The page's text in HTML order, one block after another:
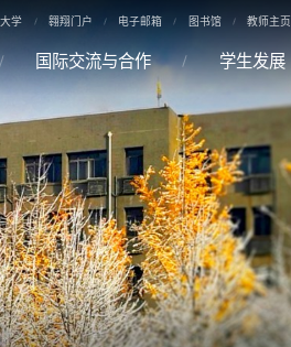
学 翱翔门户 电子邮箱 图书馆 教师主页
国际交流与合作 学生发展